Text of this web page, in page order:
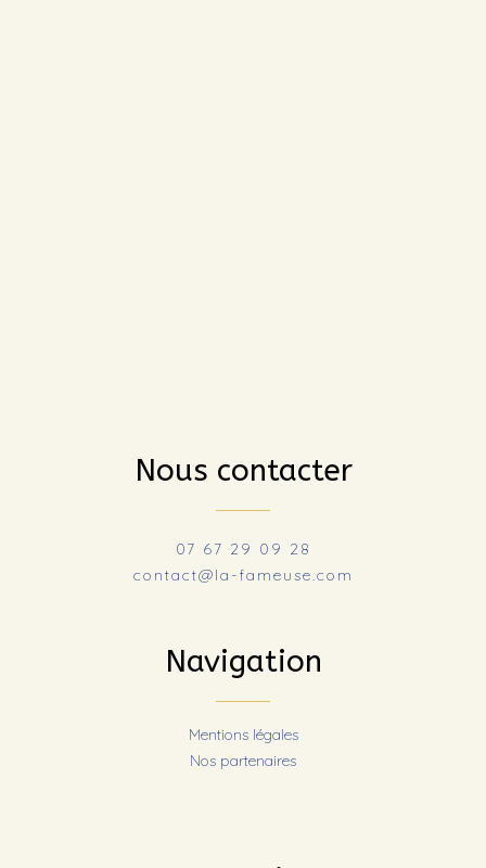
Nous contacter
07 67 29 09 28
contact@la-fameuse.com
Navigation
Mentions légales
Nos partenaires